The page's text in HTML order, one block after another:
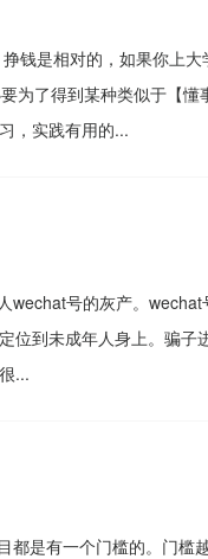
钱是相对的，如果你上
为了得到某种类似于【懂
，实践有用的...
号的灰产。wechat
位到未成年人身上。骗子
...
是有一个门槛的。门槛